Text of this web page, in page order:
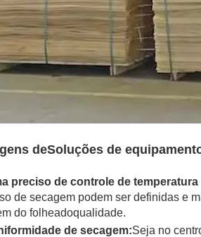
deSoluções de
preciso de controle de temperatura
de secagem podem ser definidas e
do folheadoqualidade.
de secagem:Seja no